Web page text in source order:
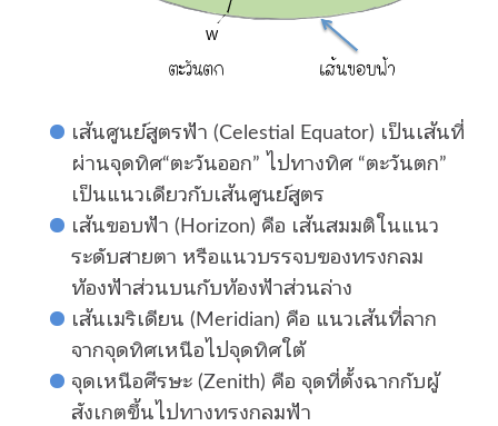
เส้นศูนย์สูตรฟ้า (Celestial Equator) เป็นเส้นที่
ผ่านจุดทิศ“ตะวันออก” ไปทางทิศ “ตะวันตก”
เป็นแนวเดียวกับเส้นศูนย์สูตร
เส้นขอบฟ้า (Horizon) คือ เส้นสมมติในแนว
ระดับสายตา หรือแนวบรรจบของทรงกลม
ท้องฟ้าส่วนบนกับท้องฟ้าส่วนล่าง
เส้นเมริเดียน (Meridian) คือ แนวเส้นที่ลาก
จากจุดทิศเหนือไปจุดทิศใต้
จุดเหนือศีรษะ (Zenith) คือ จุดที่ตั้งฉากกับผู้
สังเกตขึ้นไปทางทรงกลมฟ้า